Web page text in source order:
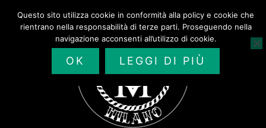
Questo sito utilizza cookie in conformità alla policy e cookie che
rientrano nella responsabilità di terze parti. Proseguendo nella
navigazione acconsenti all’utilizzo di cookie.
OK LEGGI DI PIÙ